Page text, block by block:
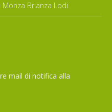
Brianza Lodi
mail di notifica alla